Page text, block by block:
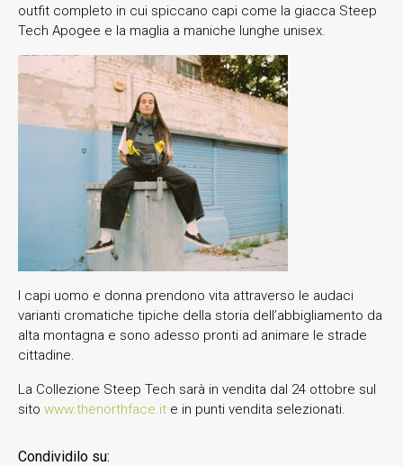
outfit completo in cui spiccano capi come la giacca Steep
Tech Apogee e la maglia a maniche lunghe unisex.
I capi uomo e donna prendono vita attraverso le audaci
varianti cromatiche tipiche della storia dell’abbigliamento da
alta montagna e sono adesso pronti ad animare le strade
cittadine.
La Collezione Steep Tech sarà in vendita dal 24 ottobre sul
sito www.thenorthface.it e in punti vendita selezionati.
Condividilo su: